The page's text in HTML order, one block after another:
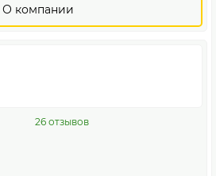
О компании
26 отзывов